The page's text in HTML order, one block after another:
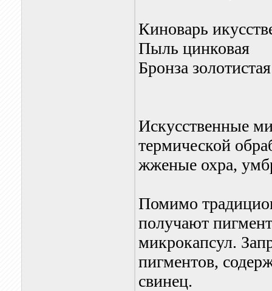
Киноварь
Пыль цинковая
Бронза золотистая
Искусственные
термической
жженые охра,
Помимо
получают
микрокапсул.
пигментов,
свинец.